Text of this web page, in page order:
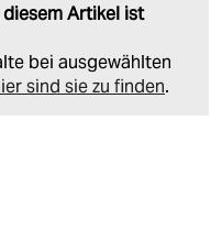
Artikel ist
bei ausgewählten
sind sie zu finden.